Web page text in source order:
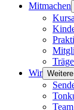
Mitmachen
Wir
Team